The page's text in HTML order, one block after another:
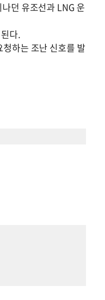
던 유조선과 LNG 운
다.
하는 조난 신호를 발